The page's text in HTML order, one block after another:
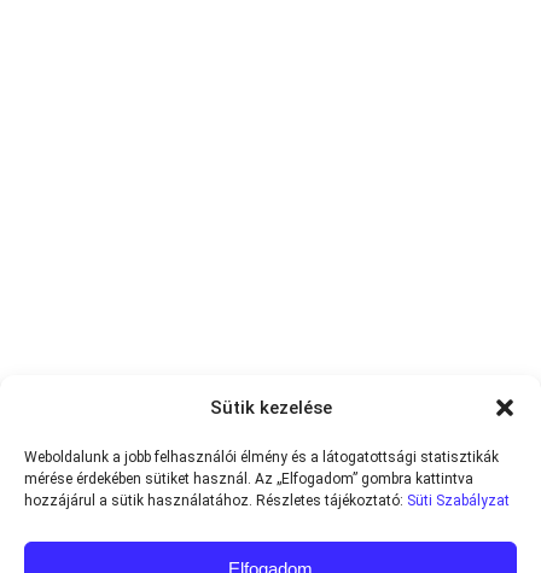
Sütik kezelése
Weboldalunk a jobb felhasználói élmény és a látogatottsági statisztikák
mérése érdekében sütiket használ. Az „Elfogadom” gombra kattintva
hozzájárul a sütik használatához. Részletes tájékoztató: Süti Szabályzat
Elfogadom